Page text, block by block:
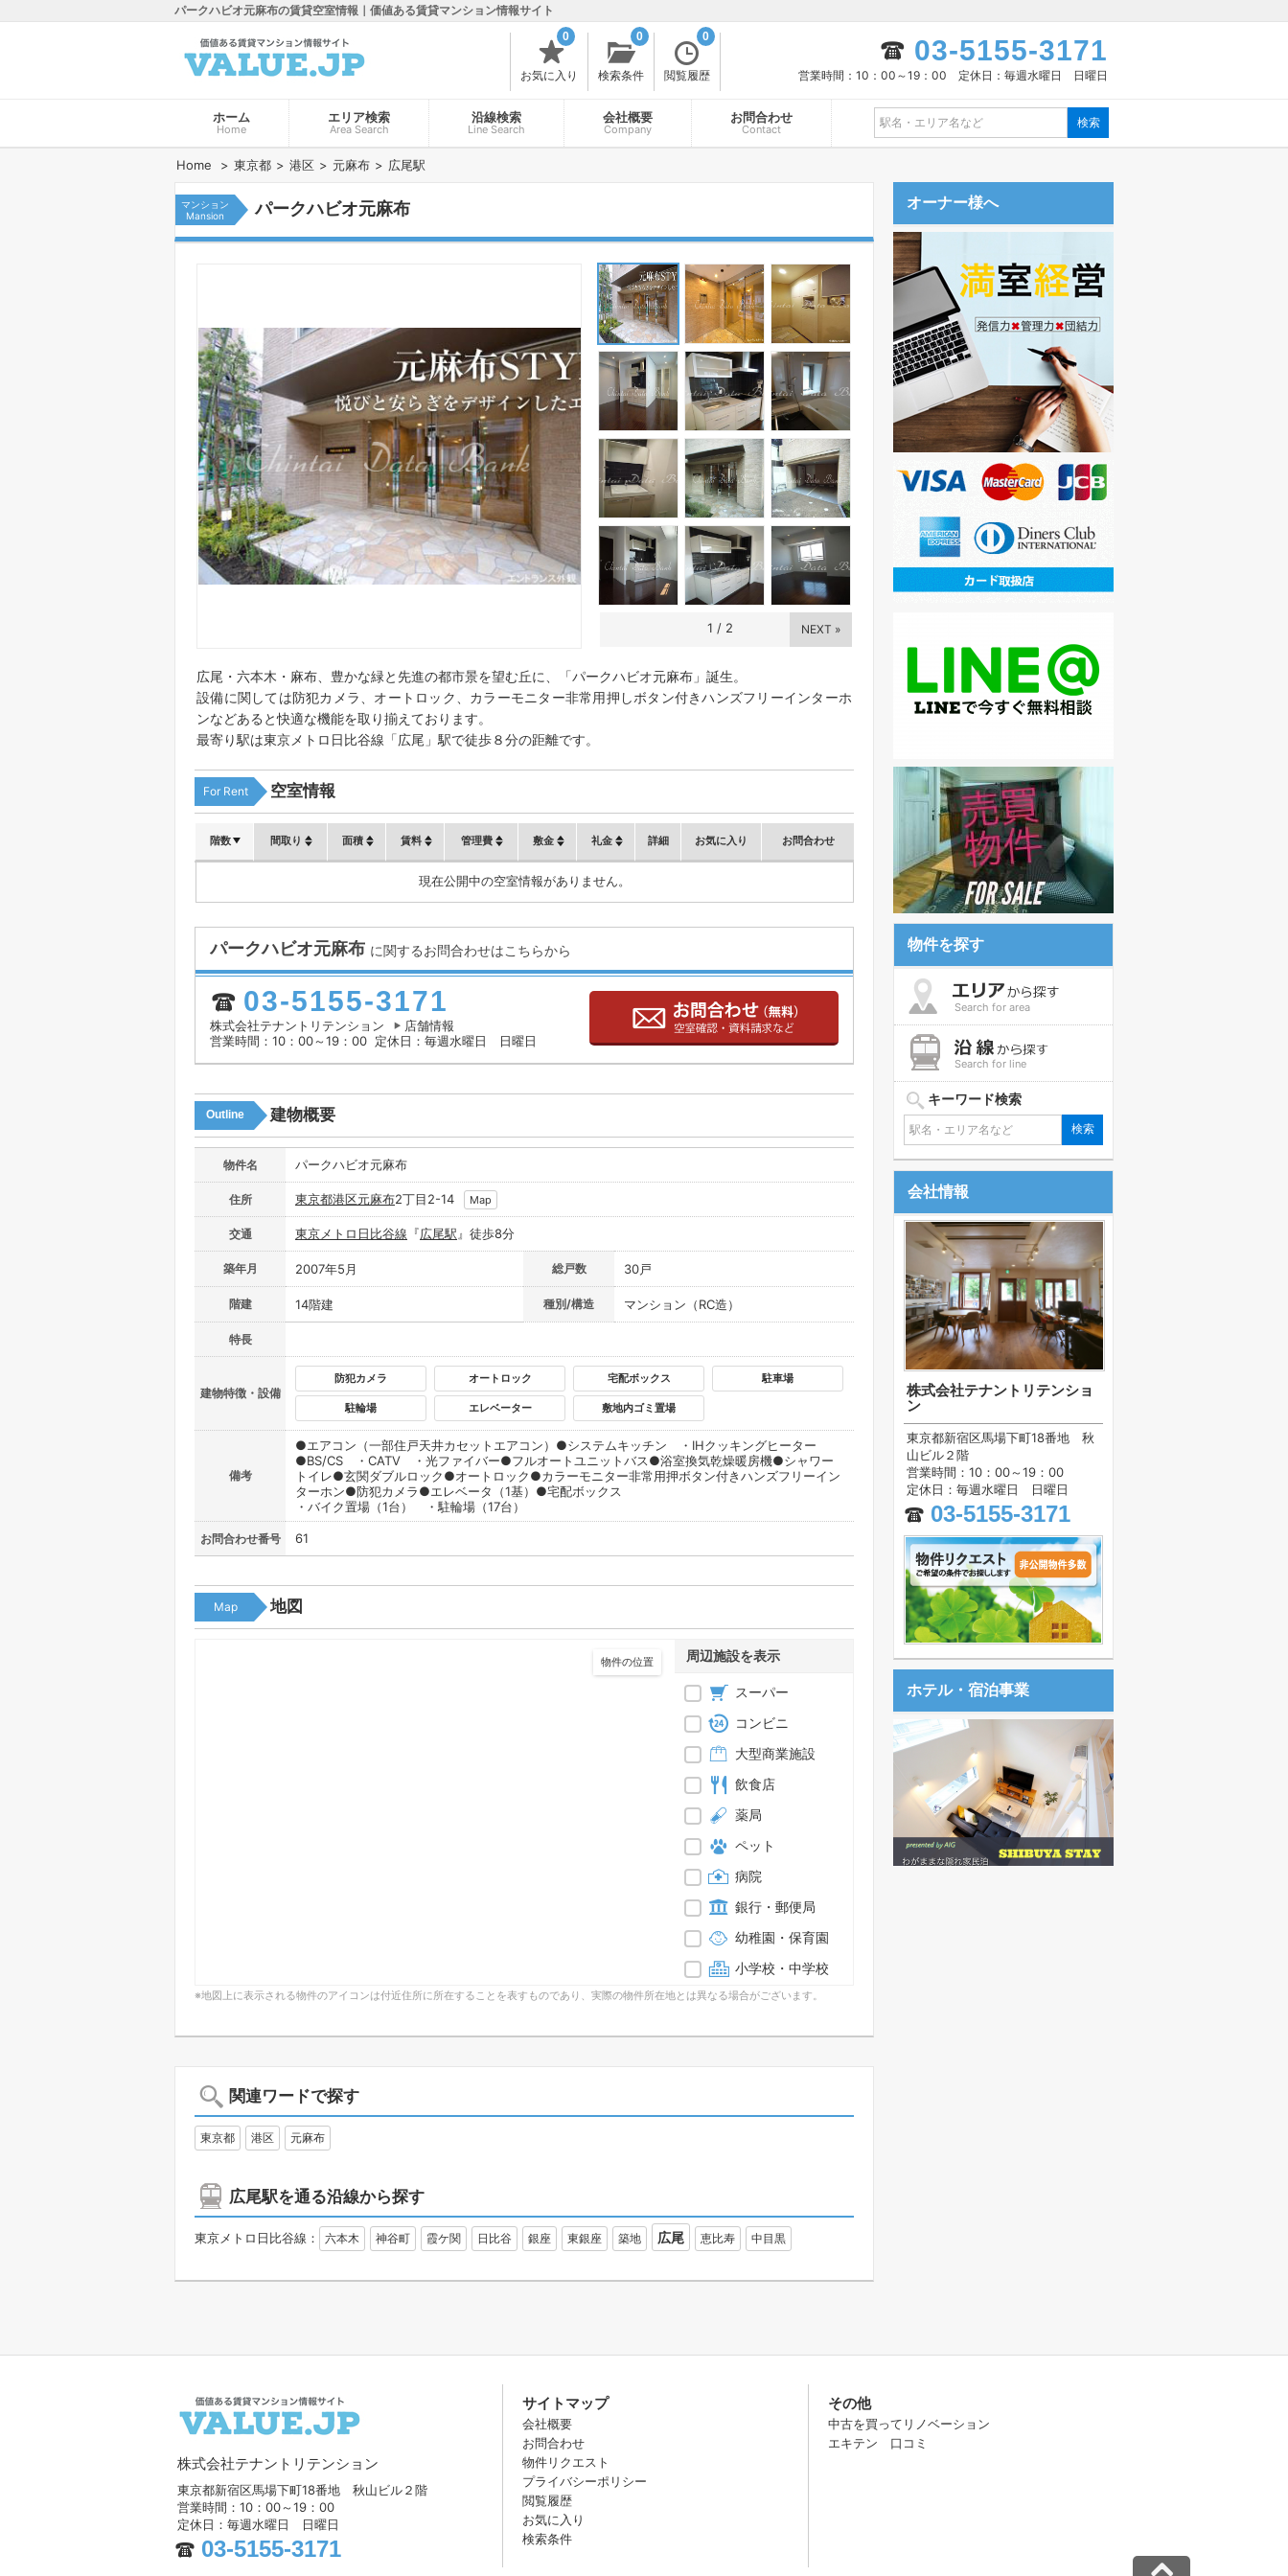
パークハビオ元麻布の賃貸空室情報｜価値ある賃貸マンション情報サイト
お気に入り
0
検索条件
0
閲覧履歴
0 03-5155-3171
営業時間：10：00～19：00 定休日：毎週水曜日 日曜日
ホーム
Home
エリア検索
Area Search
沿線検索
Line Search
会社概要
Company
お問合わせ
Contact
Home 東京都 港区 元麻布 広尾駅
マンション
Mansion
パークハビオ元麻布
1 / 2 NEXT »
広尾・六本木・麻布、豊かな緑と先進の都市景を望む丘に、「パークハビオ元麻布」誕生。
設備に関しては防犯カメラ、オートロック、カラーモニター非常用押しボタン付きハンズフリーインターホ
ンなどあると快適な機能を取り揃えております。
最寄り駅は東京メトロ日比谷線「広尾」駅で徒歩８分の距離です。
For Rent 空室情報
階数 間取り 面積 賃料 管理費 敷金 礼金 詳細 お気に入り お問合わせ
現在公開中の空室情報がありません。
パークハビオ元麻布 に関するお問合わせはこちらから
03-5155-3171
株式会社テナントリテンション
店舗情報
営業時間：10：00～19：00 定休日：毎週水曜日 日曜日
Outline 建物概要
物件名 パークハビオ元麻布
住所 東京都港区元麻布2丁目2-14 Map
交通 東京メトロ日比谷線 『広尾駅 』徒歩8分
築年月 2007年5月 総戸数 30戸
階建 14階建 種別/構造 マンション（RC造）
特長
建物特徴・設備
防犯カメラ オートロック 宅配ボックス 駐車場
駐輪場 エレベーター 敷地内ゴミ置場
備考
●エアコン（一部住戸天井カセットエアコン）●システムキッチン ・IHクッキングヒーター
●BS/CS ・CATV ・光ファイバー●フルオートユニットバス●浴室換気乾燥暖房機●シャワー
トイレ●玄関ダブルロック●オートロック●カラーモニター非常用押ボタン付きハンズフリーイン
ターホン●防犯カメラ●エレベータ（1基）●宅配ボックス
・バイク置場（1台） ・駐輪場（17台）
お問合わせ番号 61
Map 地図
物件の位置 周辺施設を表示
スーパー
コンビニ
大型商業施設
飲食店
薬局
ペット
病院
銀行・郵便局
幼稚園・保育園
小学校・中学校
※地図上に表示される物件のアイコンは付近住所に所在することを表すものであり、実際の物件所在地とは異なる場合がございます。
関連ワードで探す
東京都 港区 元麻布
広尾駅を通る沿線から探す
東京メトロ日比谷線： 六本木 神谷町 霞ケ関 日比谷 銀座 東銀座 築地 広尾 恵比寿 中目黒
オーナー様へ
物件を探す
Search for area
Search for line
キーワード検索
会社情報
株式会社テナントリテンショ
ン
東京都新宿区馬場下町18番地 秋
山ビル２階
営業時間：10：00～19：00
定休日：毎週水曜日 日曜日
03-5155-3171
ホテル・宿泊事業
株式会社テナントリテンション
東京都新宿区馬場下町18番地 秋山ビル２階
営業時間：10：00～19：00
定休日：毎週水曜日 日曜日
03-5155-3171
サイトマップ
会社概要
お問合わせ
物件リクエスト
プライバシーポリシー
閲覧履歴
お気に入り
検索条件
その他
中古を買ってリノベーション
エキテン 口コミ